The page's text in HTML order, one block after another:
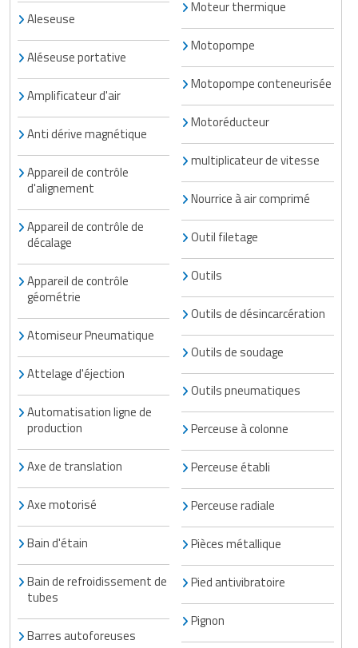
Matériel de musculation
Vêtement sportif
Rôtisserie professionnelle
Sautause professionnelle
Table de cuisson professionnelle
Tables de préparation réfrigérées
Ustensile de cuisine
Vaisselle restaurant
Vitrines réfrigérées
Aleseuse
Aléseuse portative
Amplificateur d'air
Anti dérive magnétique
Appareil de contrôle
d'alignement
Appareil de contrôle de
décalage
Appareil de contrôle
géométrie
Atomiseur Pneumatique
Attelage d'éjection
Automatisation ligne de
production
Axe de translation
Axe motorisé
Bain d'étain
Bain de refroidissement de
tubes
Barres autoforeuses
Moteur thermique
Motopompe
Motopompe conteneurisée
Motoréducteur
multiplicateur de vitesse
Nourrice à air comprimé
Outil filetage
Outils
Outils de désincarcération
Outils de soudage
Outils pneumatiques
Perceuse à colonne
Perceuse établi
Perceuse radiale
Pièces métallique
Pied antivibratoire
Pignon